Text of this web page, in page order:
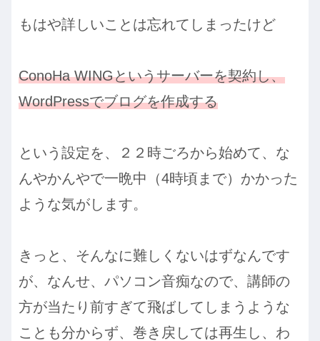
もはや詳しいことは忘れてしまったけど
ConoHa WINGというサーバーを契約し、
WordPressでブログを作成する
という設定を、２２時ごろから始めて、な
んやかんやで一晩中（4時頃まで）かかった
ような気がします。
きっと、そんなに難しくないはずなんです
が、なんせ、パソコン音痴なので、講師の
方が当たり前すぎて飛ばしてしまうような
ことも分からず、巻き戻しては再生し、わ